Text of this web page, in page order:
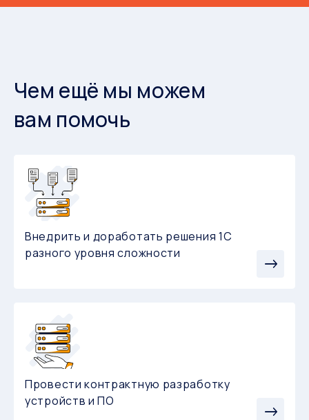
Чем ещё мы можем
вам помочь
Внедрить и доработать решения 1С
разного уровня сложности
Провести контрактную разработку
устройств и ПО